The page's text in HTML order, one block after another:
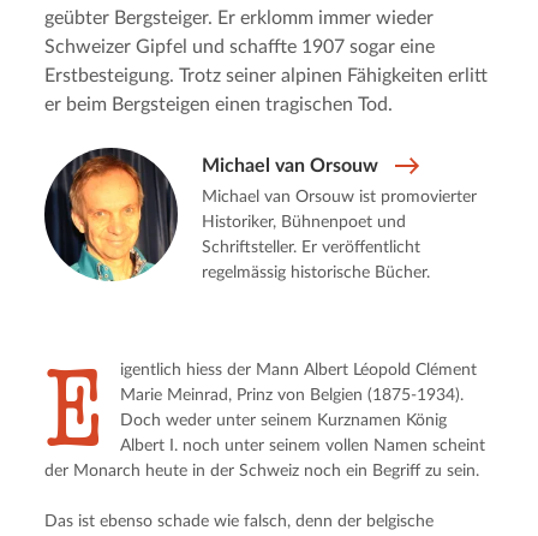
geübter Bergsteiger. Er erklomm immer wieder
Schweizer Gipfel und schaffte 1907 sogar eine
Erstbesteigung. Trotz seiner alpinen Fähigkeiten erlitt
er beim Bergsteigen einen tragischen Tod.
Michael van Orsouw
Michael van Orsouw ist promovierter
Historiker, Bühnenpoet und
Schriftsteller. Er veröffentlicht
regelmässig historische Bücher.
E
igentlich hiess der Mann Albert Léopold Clément
Marie Meinrad, Prinz von Belgien (1875-1934).
Doch weder unter seinem Kurznamen König
Albert I. noch unter seinem vollen Namen scheint
der Monarch heute in der Schweiz noch ein Begriff zu sein.
Das ist ebenso schade wie falsch, denn der belgische